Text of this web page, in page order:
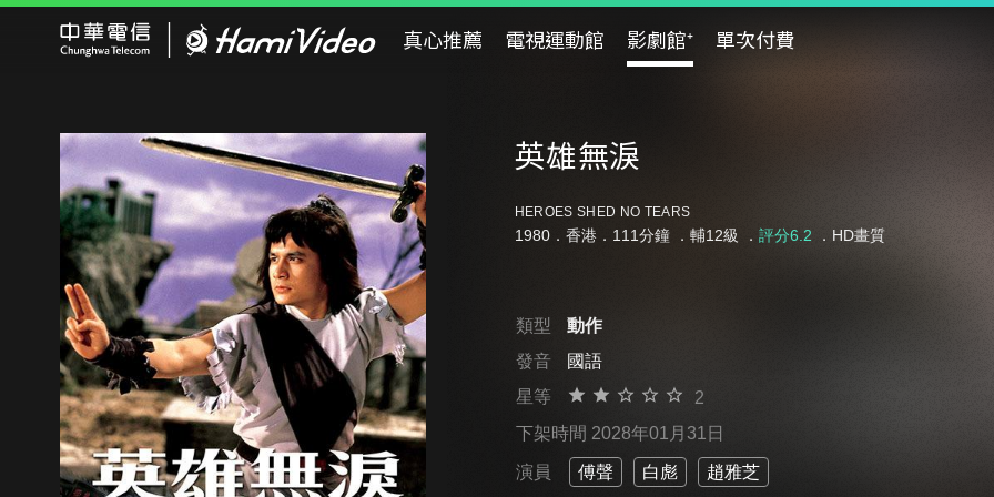
真心推薦 電視運動館 影劇館⁺ 單次付費
英雄無淚
HEROES SHED NO TEARS
1980．香港．111分鐘 ． 輔12級 ． 評分6.2 ．HD畫質
類型
動作
發音
國語
星等
2
下架時間 2028年01月31日
演員 傅聲 白彪 趙雅芝